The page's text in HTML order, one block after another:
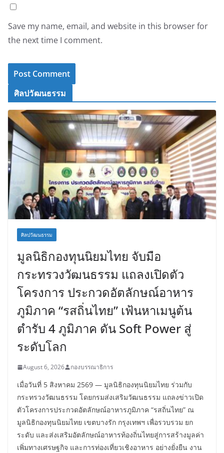
Save my name, email, and website in this browser for
the next time I comment.
ศิลปวัฒนธรรม
ศิลปวัฒนธรรม
มูลนิธิกองทุนนิยมไทย จับมือ
กระทรวงวัฒนธรรม แถลงเปิดตัว
โครงการ ประกวดอัตลักษณ์อาหาร
ภูมิภาค “รสถิ่นไทย” เฟ้นหาเมนูต้น
ตำรับ 4 ภูมิภาค ดัน Soft Power สู่
ระดับโลก
August 6, 2026 กองบรรณาธิการ
เมื่อวันที่ 5 สิงหาคม 2569 — มูลนิธิกองทุนนิยมไทย ร่วมกับ
กระทรวงวัฒนธรรม โดยกรมส่งเสริมวัฒนธรรม แถลงข่าวเปิด
ตัวโครงการประกวดอัตลักษณ์อาหารภูมิภาค “รสถิ่นไทย” ณ
มูลนิธิกองทุนนิยมไทย เขตบางรัก กรุงเทพฯ เพื่อรวบรวม ยก
ระดับ และส่งเสริมอัตลักษณ์อาหารท้องถิ่นไทยสู่การสร้างมูลค่า
เพิ่มทางเศรษฐกิจ และการท่องเที่ยวเชิงอาหาร อย่างยั่งยืน งาน